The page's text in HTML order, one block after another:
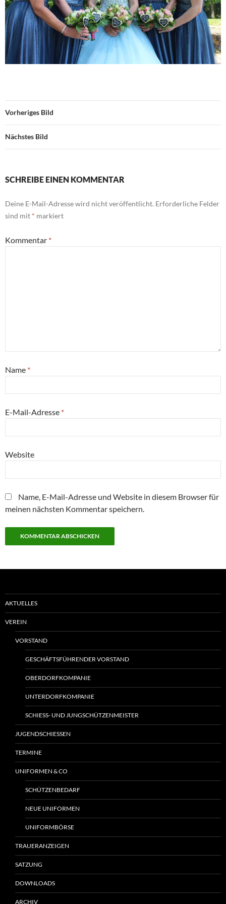
Vorheriges Bild
Nächstes Bild
SCHREIBE EINEN KOMMENTAR
Deine E-Mail-Adresse wird nicht veröffentlicht. Erforderliche Felder
sind mit * markiert
Kommentar *
Name *
E-Mail-Adresse *
Website
Name, E-Mail-Adresse und Website in diesem Browser für
meinen nächsten Kommentar speichern.
AKTUELLES
VEREIN
VORSTAND
GESCHÄFTSFÜHRENDER VORSTAND
OBERDORFKOMPANIE
UNTERDORFKOMPANIE
SCHIESS- UND JUNGSCHÜTZENMEISTER
JUGENDSCHIESSEN
TERMINE
UNIFORMEN & CO
SCHÜTZENBEDARF
NEUE UNIFORMEN
UNIFORMBÖRSE
TRAUERANZEIGEN
SATZUNG
DOWNLOADS
ARCHIV